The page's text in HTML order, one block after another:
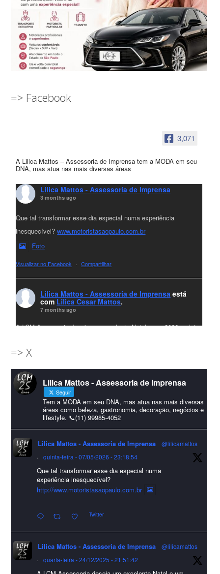
=> Facebook
3,071
A Lilica Mattos – Assessoria de Imprensa tem a MODA em seu
DNA, mas atua nas mais diversas áreas
Lilica Mattos - Assessoria de Imprensa
3 months ago
Que tal transformar esse dia especial numa experiência
inesquecível?www.motoristasaopaulo.com.br
Foto
Visualizar no Facebook · Compartilhar
Lilica Mattos - Assessoria de Imprensa está
com Lilica Cesar Mattos.
7 months ago
A LCM Assessoria deseja um excelente Natal e um 2026 repleto
amigos que sempre nos acompanham!🎄✨🥂❤️
#lcmassessoriassessoria#natal #merrychristmas #felizanonovo
#HappyNewYear
Foto
Visualizar no Facebook · Compartilhar
Lilica Mattos - Assessoria de Imprensa
9 months ago
A Abrafas - Associação Brasileira de Fibras Artificiais e
Sintéticas foi destaque na Revista Química e Derivados, na
incertezas do mercado global".
Confira detalhes 🗞📰📈
#sustentabilidade #FibrasSintéticas #EconomiaCircular #Abrafas
#IndústriaTêxtil
=> X
Lilica Mattos - Assessoria de Imprensa
Seguir
Tem a MODA em seu DNA, mas atua nas mais diversas
áreas como beleza, gastronomia, decoração, negócios e
lifestyle. 📞(11) 99985-4052
Lilica Mattos - Assessoria de Imprensa
@lilicamattos
·
quinta-feira - 07/05/2026 - 23:18:54
Que tal transformar esse dia especial numa
experiência inesquecível?
http://www.motoristasaopaulo.com.br
Twitter
Lilica Mattos - Assessoria de Imprensa
@lilicamattos
·
quarta-feira - 24/12/2025 - 21:51:42